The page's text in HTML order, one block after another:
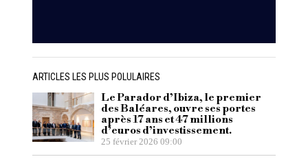
ARTICLES LES PLUS POLULAIRES
Le Parador d’Ibiza, le premier
des Baléares, ouvre ses portes
après 17 ans et 47 millions
d’euros d’investissement.
25 février 2026 09:00